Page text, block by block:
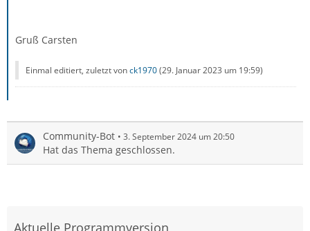
Gruß Carsten
Einmal editiert, zuletzt vonck1970(29. Januar 2023 um 19:59)
Community-Bot 3. September 2024 um 20:50
Hat das Thema geschlossen.
Aktuelle Programmversion